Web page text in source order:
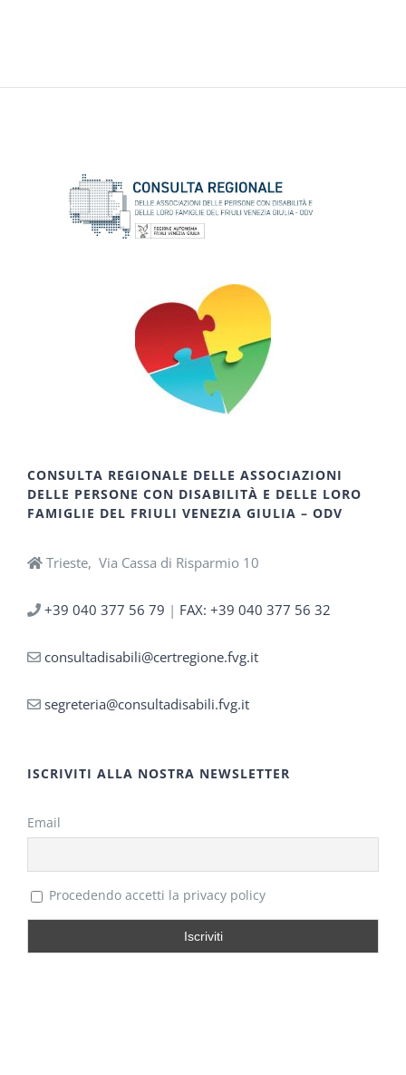
CONSULTA REGIONALE DELLE ASSOCIAZIONI
DELLE PERSONE CON DISABILITÀ E DELLE LORO
FAMIGLIE DEL FRIULI VENEZIA GIULIA – ODV
Trieste, Via Cassa di Risparmio 10
+39 040 377 56 79 | FAX: +39 040 377 56 32
consultadisabili@certregione.fvg.it
segreteria@consultadisabili.fvg.it
ISCRIVITI ALLA NOSTRA NEWSLETTER
Email
Procedendo accetti la privacy policy